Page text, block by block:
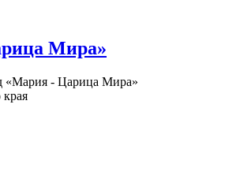
Мира»
«Мария - Царица Мира»